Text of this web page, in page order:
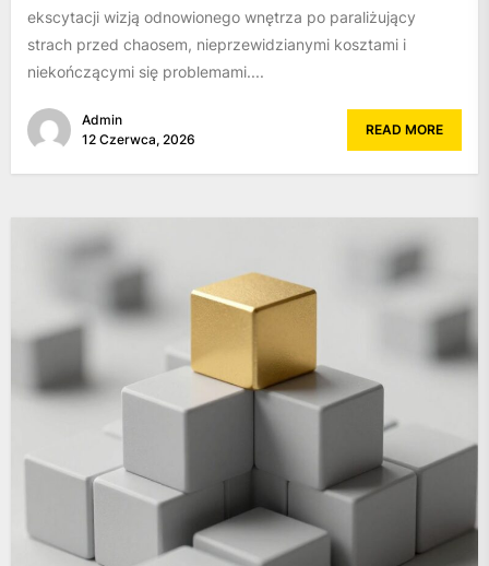
ekscytacji wizją odnowionego wnętrza po paraliżujący
strach przed chaosem, nieprzewidzianymi kosztami i
niekończącymi się problemami....
Admin
12 Czerwca, 2026
READ MORE